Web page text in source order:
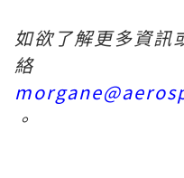
如欲了解更多資訊
絡
。